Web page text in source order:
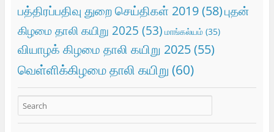
பத்திரப்பதிவு துறை செய்திகள் 2019(58)புதன்
கிழமை தாலி கயிறு 2025 (53) மாங்கல்யம்(35)
வியாழக் கிழமை தாலி கயிறு 2025(55)
வெள்ளிக்கிழமை தாலி கயிறு (60)